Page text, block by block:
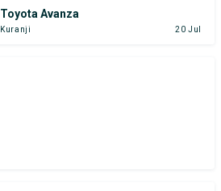
Toyota Avanza
Kuranji 20 Jul